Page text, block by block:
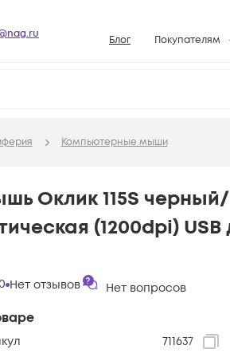
Блог Покупателям
Условия
Возврат
Вопросы и
Конфигураторы
Компьютерные мыши
711637
Оклик 115S
(1200dpi)
Нет отзывов Нет вопросов